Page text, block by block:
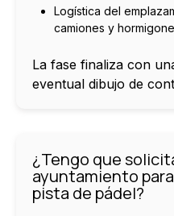
Logística del
camiones y
La fase finaliza con
eventual dibujo de
¿Tengo que
ayuntamiento
pista de pádel?